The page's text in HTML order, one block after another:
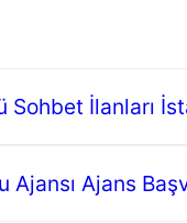
Sohbet İlanları
Ajansı Ajans